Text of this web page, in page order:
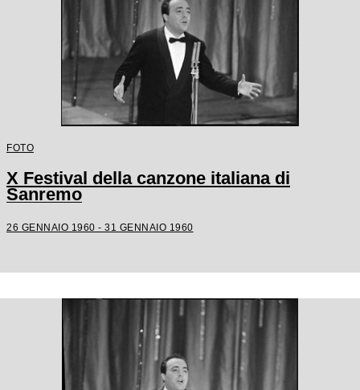
FOTO
X Festival della canzone italiana di
Sanremo
26 GENNAIO 1960 - 31 GENNAIO 1960